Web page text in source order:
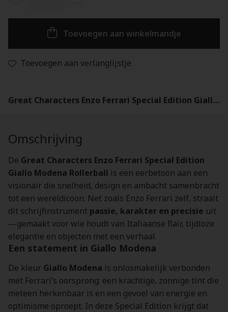
Toevoegen aan winkelmandje
Toevoegen aan verlanglijstje
Great Characters Enzo Ferrari Special Edition Giallo Modena Rollerball - 130662
Omschrijving
De Great Characters Enzo Ferrari Special Edition
Giallo Modena Rollerball is een eerbetoon aan een
visionair die snelheid, design en ambacht samenbracht
tot een wereldicoon. Net zoals Enzo Ferrari zelf, straalt
dit schrijfinstrument passie, karakter en precisie uit
—gemaakt voor wie houdt van Italiaanse flair, tijdloze
elegantie en objecten met een verhaal.
Een statement in Giallo Modena
De kleur Giallo Modena is onlosmakelijk verbonden
met Ferrari’s oorsprong: een krachtige, zonnige tint die
meteen herkenbaar is en een gevoel van energie en
optimisme oproept. In deze Special Edition krijgt dat